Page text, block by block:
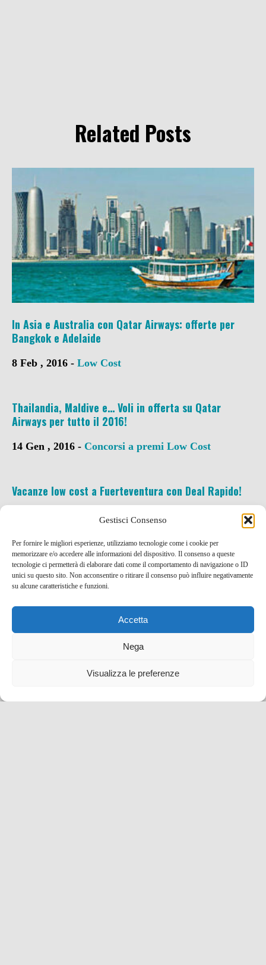
Gestisci Consenso
Per fornire le migliori esperienze, utilizziamo tecnologie come i cookie per
memorizzare e/o accedere alle informazioni del dispositivo. Il consenso a queste
tecnologie ci permetterà di elaborare dati come il comportamento di navigazione o ID
unici su questo sito. Non acconsentire o ritirare il consenso può influire negativamente
su alcune caratteristiche e funzioni.
Accetta
Nega
Visualizza le preferenze
Related Posts
In Asia e Australia con Qatar Airways: offerte per
Bangkok e Adelaide
8 Feb , 2016 - Low Cost
Thailandia, Maldive e… Voli in offerta su Qatar
Airways per tutto il 2016!
14 Gen , 2016 - Concorsi a premi Low Cost
Vacanze low cost a Fuerteventura con Deal Rapido!
Codici SCONTO e Coupon